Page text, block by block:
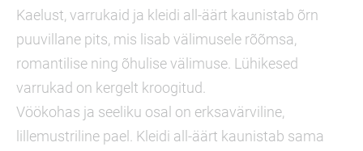
Kaelust, varrukaid ja kleidi all-äärt kaunistab õrn
puuvillane pits, mis lisab välimusele rõõmsa,
romantilise ning õhulise välimuse. Lühikesed
varrukad on kergelt kroogitud.
Vöökohas ja seeliku osal on erksavärviline,
lillemustriline pael. Kleidi all-äärt kaunistab sama